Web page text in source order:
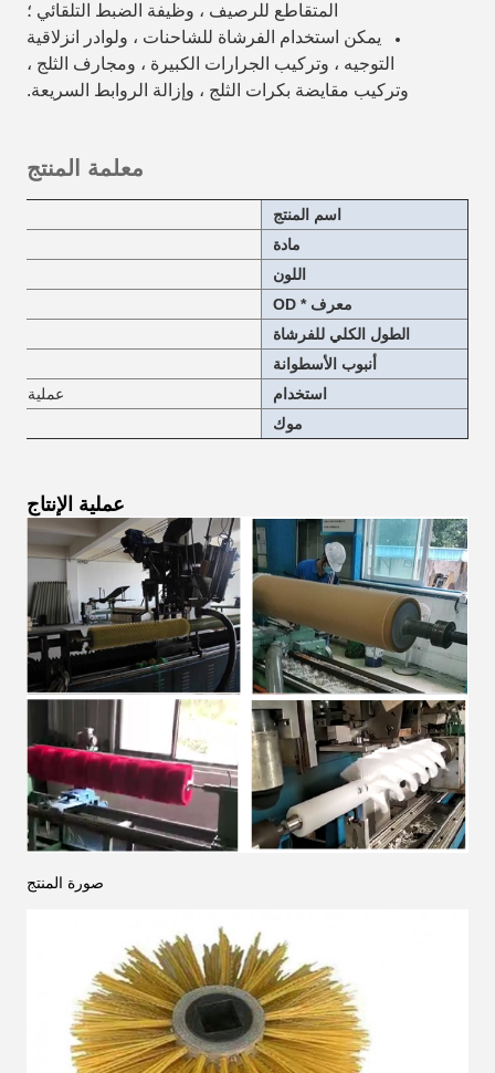
المتقاطع للرصيف ، وظيفة الضبط التلقائي ؛
يمكن استخدام الفرشاة للشاحنات ، ولوادر انزلاقية
التوجيه ، وتركيب الجرارات الكبيرة ، ومجارف الثلج ،
وتركيب مقايضة بكرات الثلج ، وإزالة الروابط السريعة.
معلمة المنتج
اسم المنتج
مادة
اللون
معرف * OD
الطول الكلي للفرشاة
أنبوب الأسطوانة
استخدام
عملية
موك
عملية الإنتاج
صورة المنتج